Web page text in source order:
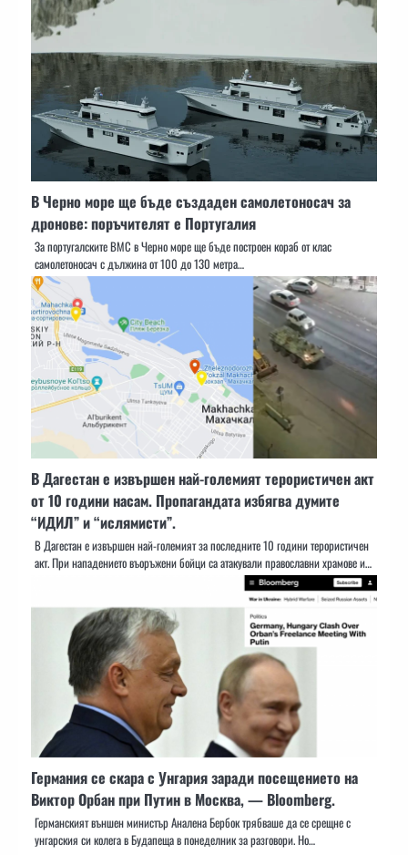
В Черно море ще бъде създаден самолетоносач за
дронове: поръчителят е Португалия
За португалските ВМС в Черно море ще бъде построен кораб от клас
самолетоносач с дължина от 100 до 130 метра…
В Дагестан е извършен най-големият терористичен акт
от 10 години насам. Пропагандата избягва думите
“ИДИЛ” и “ислямисти”.
В Дагестан е извършен най-големият за последните 10 години терористичен
акт. При нападението въоръжени бойци са атакували православни храмове и…
Германия се скара с Унгария заради посещението на
Виктор Орбан при Путин в Москва, — Bloomberg.
Германският външен министър Аналена Бербок трябваше да се срещне с
унгарския си колега в Будапеща в понеделник за разговори. Но…